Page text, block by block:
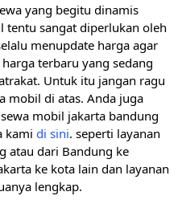
yang begitu dinamis
tentu sangat diperlukan oleh
menupdate harga agar
terbaru yang sedang
Untuk itu jangan ragu
mobil di atas. Anda juga
mobil jakarta bandung
kami di sini. seperti layanan
atau dari Bandung ke
ke kota lain dan layanan
lengkap.